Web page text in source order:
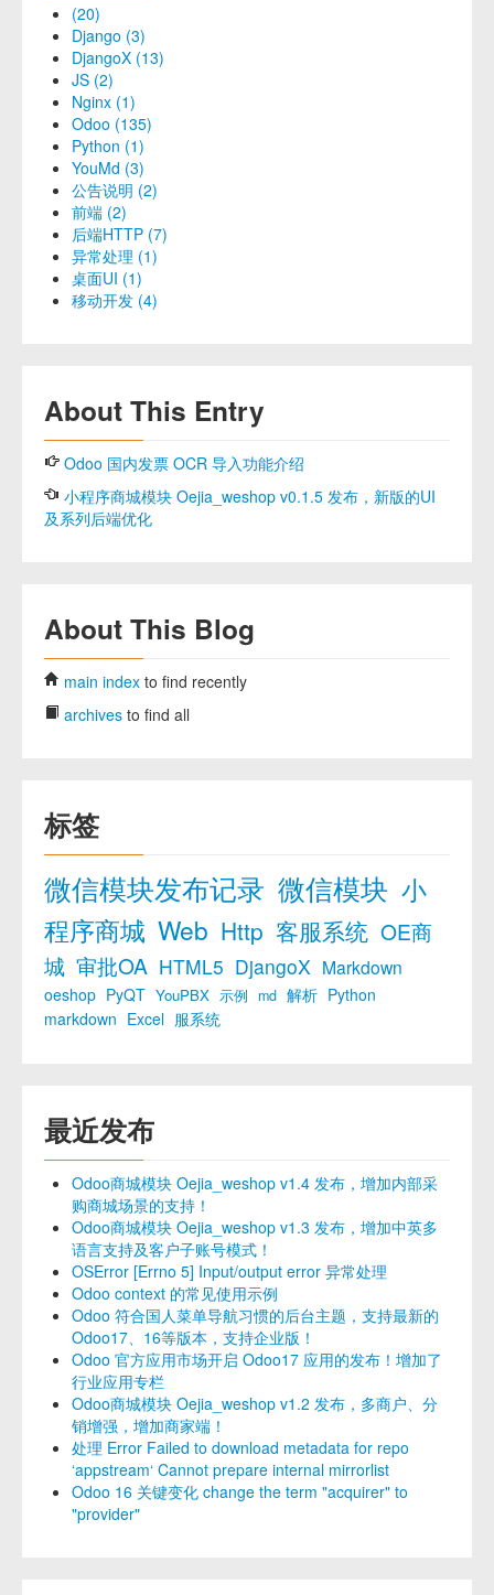
(20)
Django (3)
DjangoX (13)
JS (2)
Nginx (1)
Odoo (135)
Python (1)
YouMd (3)
公告说明 (2)
前端 (2)
后端HTTP (7)
异常处理 (1)
桌面UI (1)
移动开发 (4)
About This Entry
Odoo 国内发票 OCR 导入功能介绍
小程序商城模块 Oejia_weshop v0.1.5 发布，新版的UI
及系列后端优化
About This Blog
main index to find recently
archives to find all
标签
微信模块发布记录 微信模块 小
程序商城 Web Http 客服系统 OE商
城 审批OA HTML5 DjangoX Markdown
oeshop PyQT YouPBX 示例 md 解析 Python
markdown Excel 服系统
最近发布
Odoo商城模块 Oejia_weshop v1.4 发布，增加内部采
购商城场景的支持！
Odoo商城模块 Oejia_weshop v1.3 发布，增加中英多
语言支持及客户子账号模式！
OSError [Errno 5] Input/output error 异常处理
Odoo context 的常见使用示例
Odoo 符合国人菜单导航习惯的后台主题，支持最新的
Odoo17、16等版本，支持企业版！
Odoo 官方应用市场开启 Odoo17 应用的发布！增加了
行业应用专栏
Odoo商城模块 Oejia_weshop v1.2 发布，多商户、分
销增强，增加商家端！
处理 Error Failed to download metadata for repo
‘appstream‘ Cannot prepare internal mirrorlist
Odoo 16 关键变化 change the term "acquirer" to
"provider"